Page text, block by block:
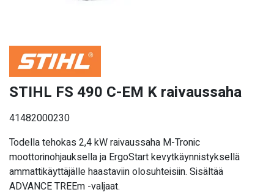
STIHL FS 490 C-EM K raivaussaha
41482000230
Todella tehokas 2,4 kW raivaussaha M-Tronic
moottorinohjauksella ja ErgoStart kevytkäynnistyksellä
ammattikäyttäjälle haastaviin olosuhteisiin. Sisältää
ADVANCE TREEm -valjaat.